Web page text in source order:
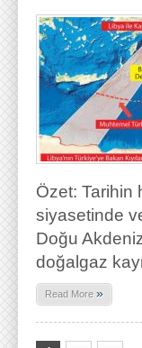
Özet: Tarihin
siyasetinde
Doğu
doğalgaz
Read More »